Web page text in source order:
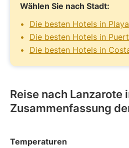
Wählen Sie nach Stadt:
Die besten Hotels in
Die besten Hotels in
Die besten Hotels in
Reise nach Lanzarote
Zusammenfassung
Temperaturen